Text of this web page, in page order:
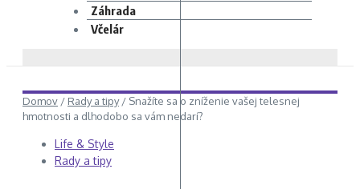
Záhrada
Včelár
Domov / Rady a tipy/ Snažíte sa o zníženie vašej telesnej
hmotnosti a dlhodobo sa vám nedarí?
Life & Style
Rady a tipy